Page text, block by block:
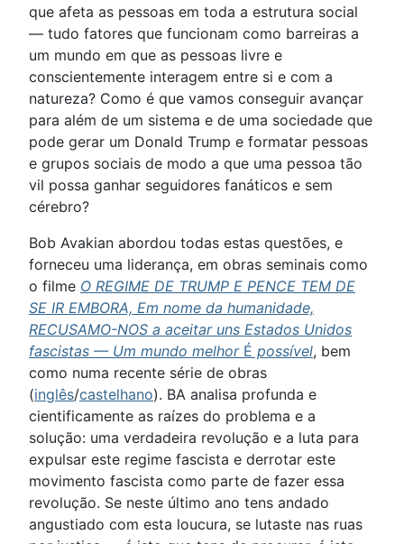
que afeta as pessoas em toda a estrutura social
— tudo fatores que funcionam como barreiras a
um mundo em que as pessoas livre e
conscientemente interagem entre si e com a
natureza? Como é que vamos conseguir avançar
para além de um sistema e de uma sociedade que
pode gerar um Donald Trump e formatar pessoas
e grupos sociais de modo a que uma pessoa tão
vil possa ganhar seguidores fanáticos e sem
cérebro?
Bob Avakian abordou todas estas questões, e
forneceu uma liderança, em obras seminais como
o filme O REGIME DE TRUMP E PENCE TEM DE
SE IR EMBORA, Em nome da humanidade,
RECUSAMO-NOS a aceitar uns Estados Unidos
fascistas — Um mundo melhor É possível, bem
como numa recente série de obras
(inglês/castelhano). BA analisa profunda e
cientificamente as raízes do problema e a
solução: uma verdadeira revolução e a luta para
expulsar este regime fascista e derrotar este
movimento fascista como parte de fazer essa
revolução. Se neste último ano tens andado
angustiado com esta loucura, se lutaste nas ruas